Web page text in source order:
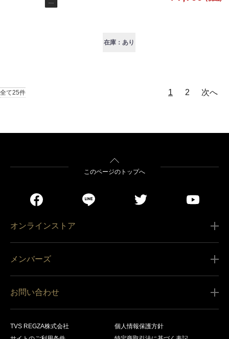
在庫：あり
全て25件 1 2 次へ
このページのトップへ
オンラインストア
営業日カレンダー
メンバーズ
会員規約
お問い合わせ
TVS REGZA株式会社
個人情報保護方針